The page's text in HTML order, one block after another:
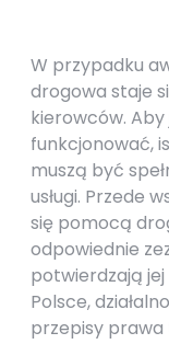
W przypadku
drogowa staje
kierowców.
funkcjonować,
muszą być
usługi. Przede
się pomocą
odpowiednie
potwierdzają
Polsce,
przepisy prawa